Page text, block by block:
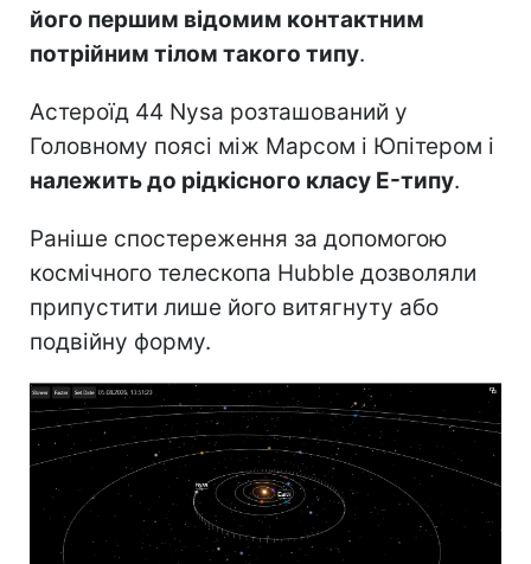
його першим відомим контактним
потрійним тілом такого типу.
Астероїд 44 Nysa розташований у
Головному поясі між Марсом і Юпітером і
належить до рідкісного класу E-типу.
Раніше спостереження за допомогою
космічного телескопа Hubble дозволяли
припустити лише його витягнуту або
подвійну форму.